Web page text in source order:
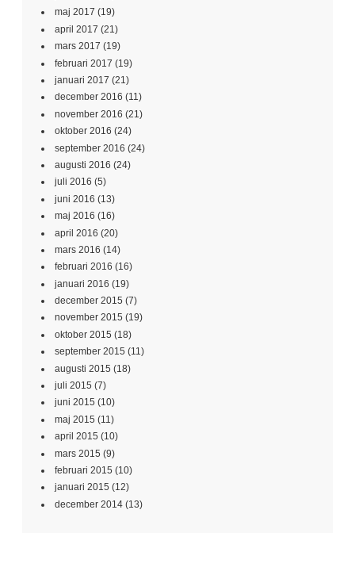
maj 2017 (19)
april 2017 (21)
mars 2017 (19)
februari 2017 (19)
januari 2017 (21)
december 2016 (11)
november 2016 (21)
oktober 2016 (24)
september 2016 (24)
augusti 2016 (24)
juli 2016 (5)
juni 2016 (13)
maj 2016 (16)
april 2016 (20)
mars 2016 (14)
februari 2016 (16)
januari 2016 (19)
december 2015 (7)
november 2015 (19)
oktober 2015 (18)
september 2015 (11)
augusti 2015 (18)
juli 2015 (7)
juni 2015 (10)
maj 2015 (11)
april 2015 (10)
mars 2015 (9)
februari 2015 (10)
januari 2015 (12)
december 2014 (13)